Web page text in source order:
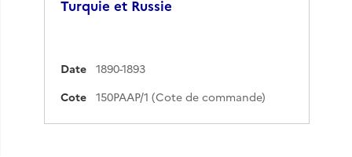
Turquie et Russie
Date
1890-1893
Cote
150PAAP/1 (Cote de commande)